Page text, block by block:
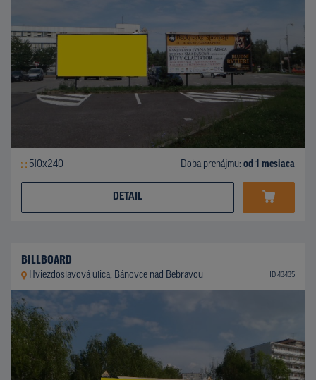
510x240 Doba prenájmu: od 1 mesiaca
DETAIL
BILLBOARD
Hviezdoslavová ulica, Bánovce nad Bebravou ID 43435